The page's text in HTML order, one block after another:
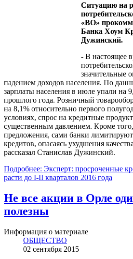
Ситуацию на
«ВО»
Банка Хоум
Дужинский.
- В настоящее
значительные
падением доходов населения. По
зарплаты населения в июле упали на
прошлого года. Розничный
на 8,1% относительно первого
условиях, спрос на кредитные
существенным давлением. Кроме
предложения, сами банки
кредитов, опасаясь ухудшения
рассказал Станислав Дужинский.
Подробнее: Эксперт: просроченные
расти до I-II кварталов 2016 года
Не все акции в Орле
полезны
Информация о материале
ОБЩЕСТВО
02 сентября 2015